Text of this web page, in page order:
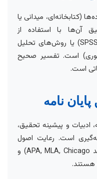
(کتابخانه‌ای، میدانی یا
آن‌ها با استفاده از
نرم‌افزارهای آماری (مانند SPSS، R، Stata) یا روش‌های تحلیل
است. تفسیر صحیح
است.
و پیشینه تحقیق،
است. رعایت اصول
نگارش علمی، ارجاع‌دهی صحیح (مانند APA, MLA, Chicago) و
هستند.